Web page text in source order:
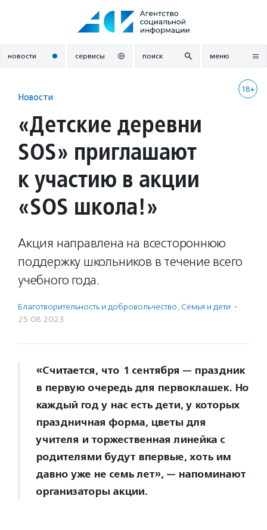
новости сервисы поиск меню
18+
Новости
«Детские деревни
SOS» приглашают
к участию в акции
«SOS школа!»
Акция направлена на всестороннюю
поддержку школьников в течение всего
учебного года.
Благотвори­тель­ность и доброволь­чест­во, Семья и дети ·
25.08.2023
«Считается, что 1 сентября — праздник
в первую очередь для первоклашек. Но
каждый год у нас есть дети, у которых
праздничная форма, цветы для
учителя и торжественная линейка с
родителями будут впервые, хоть им
давно уже не семь лет», — напоминают
организаторы акции.